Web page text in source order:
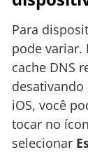
Para
pode variar.
cache DNS
desativando
iOS, você
tocar no
selecionar